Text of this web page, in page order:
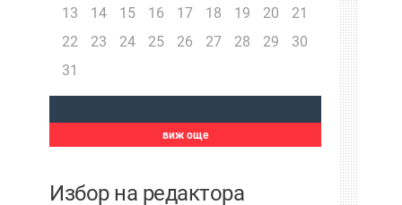
13
14 15 16 17 18 19 20
21
22
23 24 25 26 27 28 29
30
31
виж още
Избор на редактора